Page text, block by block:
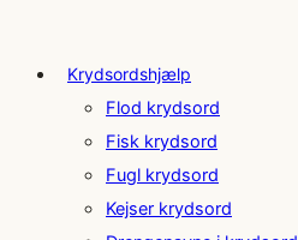
Krydsordshjælp
Flod krydsord
Fisk krydsord
Fugl krydsord
Kejser krydsord